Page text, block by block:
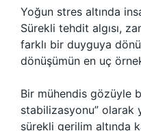
Yoğun stres altında
Sürekli tehdit algısı,
farklı bir duyguya
dönüşümün en uç
Bir mühendis gözüyle
stabilizasyonu” olarak
sürekli gerilim altında